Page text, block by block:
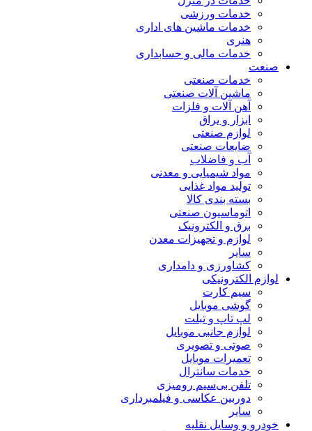
خدمات ورزشی
خدمات ماشین های اداری
هنری
خدمات مالی و حسابداری
صنعت
خدمات صنعتی
ماشین آلات صنعتی
آهن آلات و فلزات
ابزار و یراق
لوازم صنعتی
ضایعات صنعتی
آب و فاضلاب
مواد شیمیایی و معدنی
تولید مواد غذایی
بسته بندی کالا
اتوماسیون صنعتی
برق و الکترونیک
لوازم و تجهیزات معدن
سایر
کشاورزی و دامداری
لوازم الکترونیکی
سیم کارت
گوشی موبایل
لپ تاپ و تبلت
لوازم جانبی موبایل
صوتی و تصویری
تعمیرات موبایل
خدمات سانترال
تلفن بی‌سیم رومیزی
دوربین عکاسی و فیلمبرداری
سایر
خودرو و وسایل نقلیه